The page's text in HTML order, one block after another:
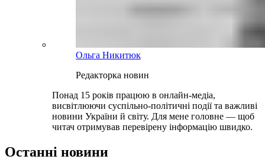
Ольга Никитюк
Редакторка новин
Понад 15 років працюю в онлайн-медіа,
висвітлюючи суспільно-політичні події та важливі
новини України й світу. Для мене головне — щоб
читач отримував перевірену інформацію швидко.
Останні новини